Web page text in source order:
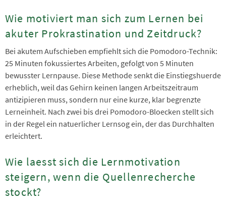
Wie motiviert man sich zum Lernen bei
akuter Prokrastination und Zeitdruck?
Bei akutem Aufschieben empfiehlt sich die Pomodoro-Technik:
25 Minuten fokussiertes Arbeiten, gefolgt von 5 Minuten
bewusster Lernpause. Diese Methode senkt die Einstiegshuerde
erheblich, weil das Gehirn keinen langen Arbeitszeitraum
antizipieren muss, sondern nur eine kurze, klar begrenzte
Lerneinheit. Nach zwei bis drei Pomodoro-Bloecken stellt sich
in der Regel ein natuerlicher Lernsog ein, der das Durchhalten
erleichtert.
Wie laesst sich die Lernmotivation
steigern, wenn die Quellenrecherche
stockt?